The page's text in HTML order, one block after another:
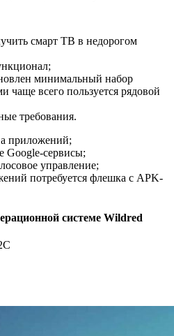
смарт ТВ в недорогом
минимальный набор
чаще всего пользуется рядовой
требования.
приложений;
Google-сервисы;
управление;
потребуется флешка с APK-
системе Wildred